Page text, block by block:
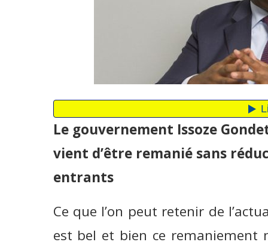
Le gouvernement Issoze
vient d’être remanié sans
entrants
Ce que l’on peut retenir de
est bel et bien ce